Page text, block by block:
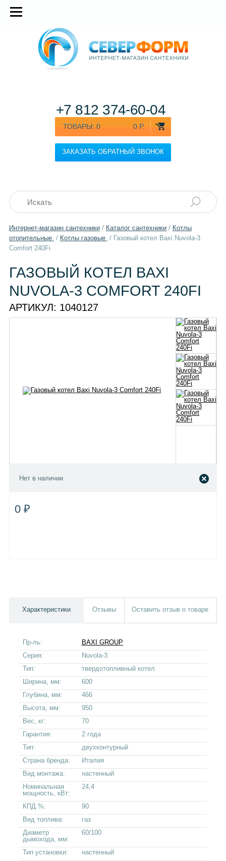
ТОВАРЫ: 0 0 Р.
ЗАКАЗАТЬ ОБРАТНЫЙ ЗВОНОК
+7 812 374-60-04
Интернет-магазин сантехники/ Каталог сантехники/ Котлы
отопительные / Котлы газовые / Газовый котел Baxi Nuvola-3
Comfort 240Fi
ГАЗОВЫЙ КОТЕЛ BAXI
NUVOLA-3 COMFORT 240FI
АРТИКУЛ: 1040127
Нет в наличии
0 ₽
Характеристики Отзывы Оставить отзыв о товаре
Пр-ль:
BAXI GROUP
Серия:
Nuvola-3
Тип:
твердотопливный котел
Ширина, мм:
600
Глубина, мм:
466
Высота, мм:
950
Вес, кг:
70
Гарантия:
2 года
Тип:
двухконтурный
Страна бренда:
Италия
Вид монтажа:
настенный
Номинальная
мощность, кВт:
24,4
КПД %:
90
Вид топлива:
газ
Диаметр
дымохода, мм:
60/100
Тип установки:
настенный